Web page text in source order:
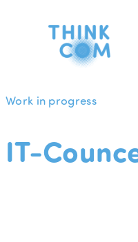
Work in progress
IT-